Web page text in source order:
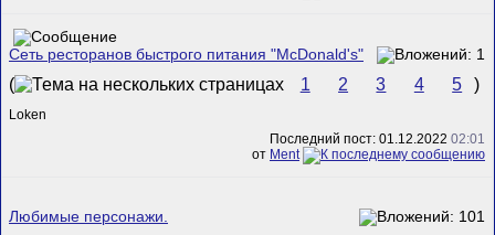
Сеть ресторанов быстрого питания "McDonald's"
( 1 2 3 4 5 )
Loken
Последний пост: 01.12.2022 02:01
от Ment
Любимые персонажи.